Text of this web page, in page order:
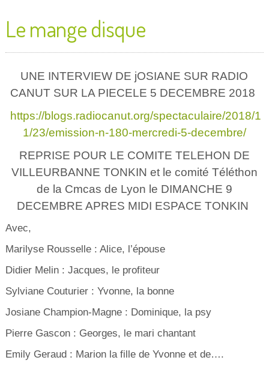
Le mange disque
UNE INTERVIEW DE jOSIANE SUR RADIO
CANUT SUR LA PIECELE 5 DECEMBRE 2018
https://blogs.radiocanut.org/spectaculaire/2018/1
1/23/emission-n-180-mercredi-5-decembre/
REPRISE POUR LE COMITE TELEHON DE
VILLEURBANNE TONKIN et le comité Téléthon
de la Cmcas de Lyon le DIMANCHE 9
DECEMBRE APRES MIDI ESPACE TONKIN
Avec,
Marilyse Rousselle : Alice, l’épouse
Didier Melin : Jacques, le profiteur
Sylviane Couturier : Yvonne, la bonne
Josiane Champion-Magne : Dominique, la psy
Pierre Gascon : Georges, le mari chantant
Emily Geraud : Marion la fille de Yvonne et de….